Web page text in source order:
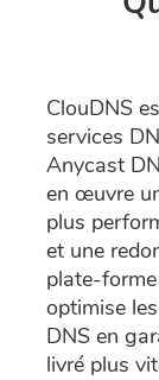
ClouDNS
services
Anycast
en œuvre
plus
et une
plate-
optimise
DNS en
livré plus